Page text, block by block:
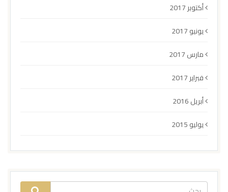
أكتوبر 2017
يونيو 2017
مارس 2017
فبراير 2017
أبريل 2016
يوليو 2015